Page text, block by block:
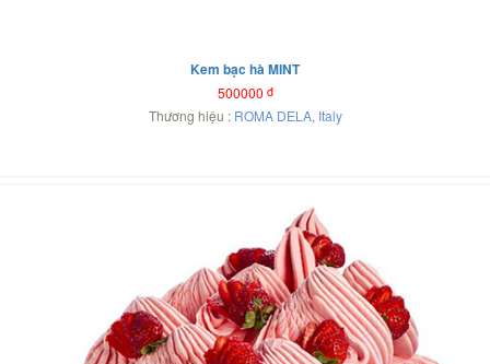
Kem bạc hà MINT
500000 đ
Thương hiệu : ROMA DELA, Italy